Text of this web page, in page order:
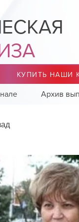
КУПИТЬ НАШИ
Архив